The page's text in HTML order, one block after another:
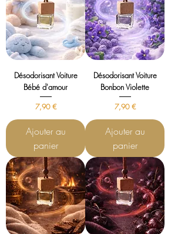
Désodorisant Voiture
Bébé d'amour
Prix
7,90 €
Ajouter au
panier
Désodorisant Voiture
Bonbon Violette
Prix
7,90 €
Ajouter au
panier